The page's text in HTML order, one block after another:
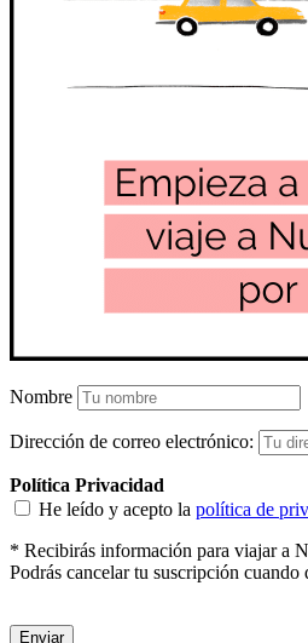
Nombre
Dirección de correo electrónico:
Política Privacidad
He leído y acepto la política de
* Recibirás información para viajar a
Podrás cancelar tu suscripción cuando